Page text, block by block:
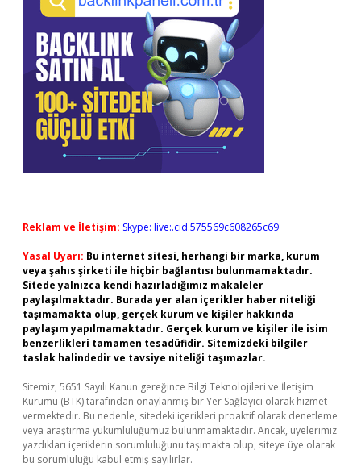
Reklam ve İletişim: Skype: live:.cid.575569c608265c69
Yasal Uyarı: Bu internet sitesi, herhangi bir marka, kurum
veya şahıs şirketi ile hiçbir bağlantısı bulunmamaktadır.
Sitede yalnızca kendi hazırladığımız makaleler
paylaşılmaktadır. Burada yer alan içerikler haber niteliği
taşımamakta olup, gerçek kurum ve kişiler hakkında
paylaşım yapılmamaktadır. Gerçek kurum ve kişiler ile isim
benzerlikleri tamamen tesadüfidir. Sitemizdeki bilgiler
taslak halindedir ve tavsiye niteliği taşımazlar.
Sitemiz, 5651 Sayılı Kanun gereğince Bilgi Teknolojileri ve İletişim
Kurumu (BTK) tarafından onaylanmış bir Yer Sağlayıcı olarak hizmet
vermektedir. Bu nedenle, sitedeki içerikleri proaktif olarak denetleme
veya araştırma yükümlülüğümüz bulunmamaktadır. Ancak, üyelerimiz
yazdıkları içeriklerin sorumluluğunu taşımakta olup, siteye üye olarak
bu sorumluluğu kabul etmiş sayılırlar.